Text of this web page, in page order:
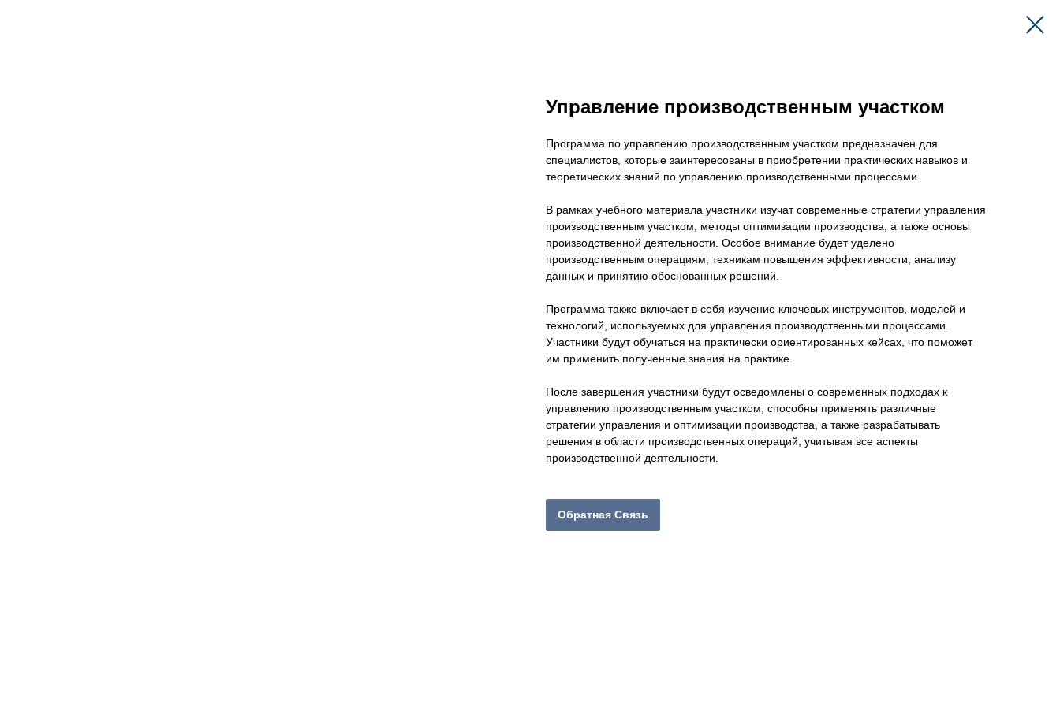
Управление производственным участком
Программа по управлению производственным участком предназначен для
специалистов, которые заинтересованы в приобретении практических навыков и
теоретических знаний по управлению производственными процессами.
В рамках учебного материала участники изучат современные стратегии управления
производственным участком, методы оптимизации производства, а также основы
производственной деятельности. Особое внимание будет уделено
производственным операциям, техникам повышения эффективности, анализу
данных и принятию обоснованных решений.
Программа также включает в себя изучение ключевых инструментов, моделей и
технологий, используемых для управления производственными процессами.
Участники будут обучаться на практически ориентированных кейсах, что поможет
им применить полученные знания на практике.
После завершения участники будут осведомлены о современных подходах к
управлению производственным участком, способны применять различные
стратегии управления и оптимизации производства, а также разрабатывать
решения в области производственных операций, учитывая все аспекты
производственной деятельности.
Обратная Связь